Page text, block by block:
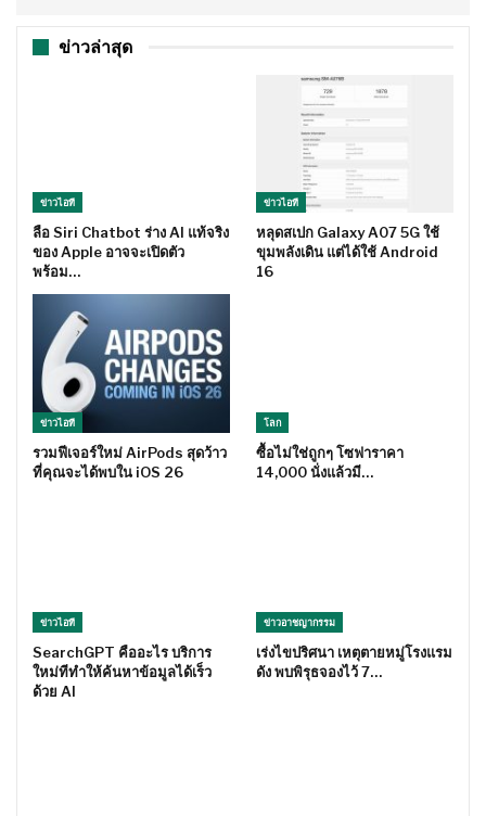
ข่าวล่าสุด
ข่าวไอที
ลือ Siri Chatbot ร่าง AI แท้จริง
ของ Apple อาจจะเปิดตัว
พร้อม…
ข่าวไอที
หลุดสเปก Galaxy A07 5G ใช้
ขุมพลังเดิน แต่ได้ใช้ Android
16
ข่าวไอที
รวมฟีเจอร์ใหม่ AirPods สุดว้าว
ที่คุณจะได้พบใน iOS 26
โลก
ซื้อไม่ใช่ถูกๆ โซฟาราคา
14,000 นั่งแล้วมี…
ข่าวไอที
SearchGPT คืออะไร บริการ
ใหม่ทีทำให้ค้นหาข้อมูลได้เร็ว
ด้วย AI
ข่าวอาชญากรรม
เร่งไขปริศนา เหตุตายหมู่โรงแรม
ดัง พบพิรุธจองไว้ 7…